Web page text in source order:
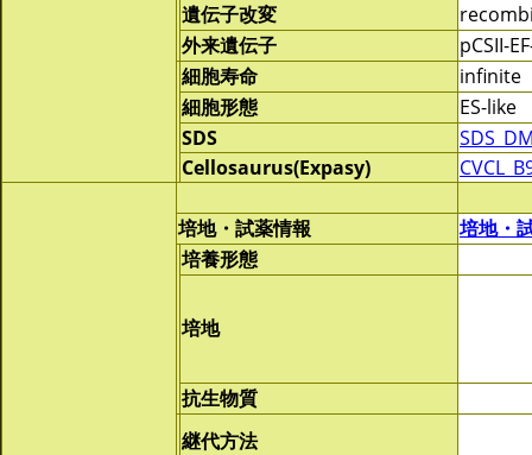
遺伝子改変
外来遺伝子
pCSII-
細胞寿命
infinite
細胞形態
ES-like
SDS
Cellosaurus(Expasy)
培地・試薬情報
培地・
培養形態
培地
抗生物質
継代方法